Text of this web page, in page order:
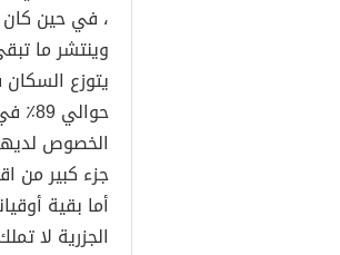
، في حين كان
وينتشر ما
يتوزع
الخصوص
جزء كبير من
أما بقية
الجزرية لا